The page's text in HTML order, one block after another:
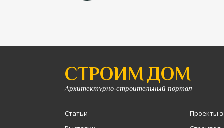
СТРОИМ ДОМ
Архитектурно-строительный портал
Статьи
Проекты